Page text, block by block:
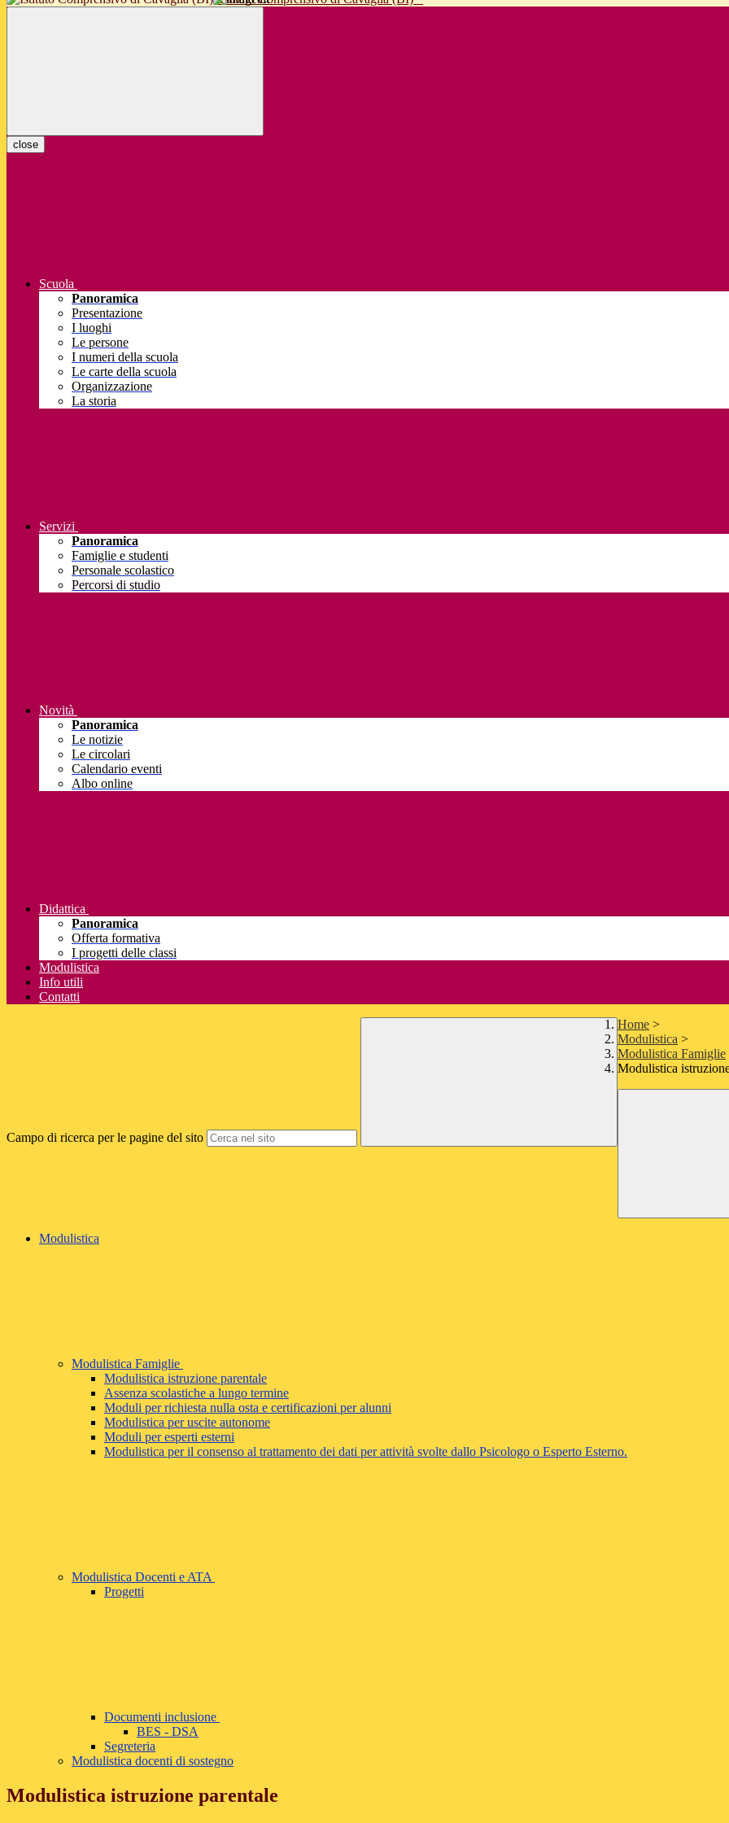
close
Scuola
Panoramica
Presentazione
I luoghi
Le persone
I numeri della scuola
Le carte della scuola
Organizzazione
La storia
Servizi
Panoramica
Famiglie e studenti
Personale scolastico
Percorsi di studio
Novità
Panoramica
Le notizie
Le circolari
Calendario eventi
Albo online
Didattica
Panoramica
Offerta formativa
I progetti delle classi
Modulistica
Info utili
Contatti
Campo di ricerca per le pagine del sito
Home >
Modulistica >
Modulistica Famiglie
Modulistica
Modulistica
Modulistica Famiglie
Modulistica istruzione parentale
Assenza scolastiche a lungo termine
Moduli per richiesta nulla osta e certificazioni per alunni
Modulistica per uscite autonome
Moduli per esperti esterni
Modulistica per il consenso al trattamento dei dati per attività svolte dallo Psicologo o Esperto Esterno.
Modulistica Docenti e ATA
Progetti
Documenti inclusione
BES - DSA
Segreteria
Modulistica docenti di sostegno
Modulistica istruzione parentale